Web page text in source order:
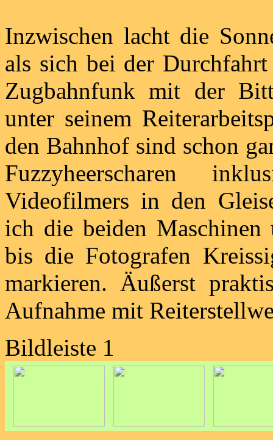
Inzwischen lacht die
als sich bei der
Zugbahnfunk mit der
unter seinem
den Bahnhof sind schon
Fuzzyheerscharen
Videofilmers in den
ich die beiden
bis die Fotografen
markieren. Äußerst
Aufnahme mit
Bildleiste 1